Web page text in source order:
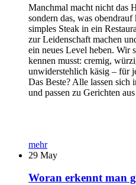
Manchmal macht nicht das
sondern das, was
simples Steak in ein
zur Leidenschaft machen
ein neues Level heben. Wir
kennen musst: cremig,
unwiderstehlich käsig – für
Das Beste? Alle lassen sich
und passen zu Gerichten
mehr
29 May
Woran erkennt man